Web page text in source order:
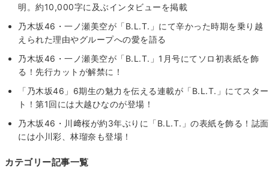
明。約10,000字に及ぶインタビューを掲載
乃木坂46・一ノ瀬美空が「B.L.T.」にて辛かった時期を乗り越
えられた理由やグループへの愛を語る
乃木坂46・一ノ瀬美空が「B.L.T.」1月号にてソロ初表紙を飾
る！先行カットが解禁に！
「乃木坂46」6期生の魅力を伝える連載が「B.L.T.」にてスター
ト！第1回には大越ひなのが登場！
乃木坂46・川﨑桜が約3年ぶりに「B.L.T.」の表紙を飾る！誌面
には小川彩、林瑠奈も登場！
カテゴリー記事一覧